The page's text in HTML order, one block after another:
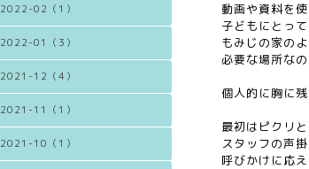
2022-02（1）
2022-01（3）
2021-12（4）
2021-11（1）
2021-10（1）
動画や資料を
子どもにとっ
もみじの家の
必要な場所な
個人的に胸に
最初はピクリ
スタッフの声
呼びかけに応